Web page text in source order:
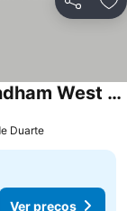
Partilhar
preços
Travelodge Inn & Suites by Wyndham West Covina
Duarte
Ver preços